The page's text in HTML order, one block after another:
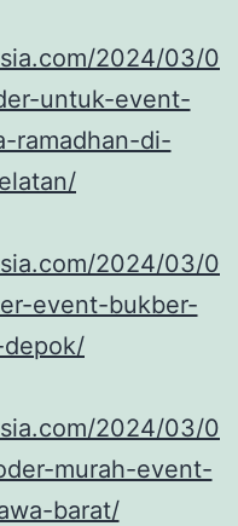
2024/03/0
untuk-event-
ramadhan-di-
2024/03/0
event-bukber-
2024/03/0
murah-event-
barat/